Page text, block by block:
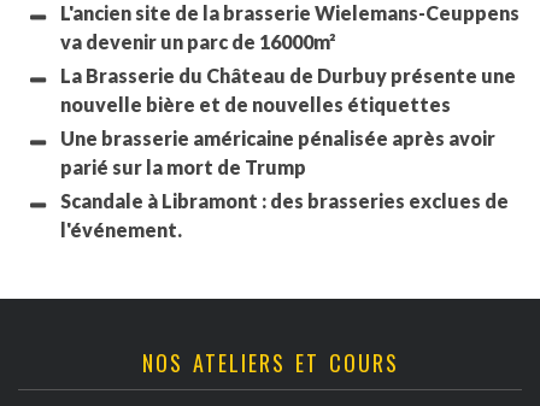
L'ancien site de la brasserie Wielemans-Ceuppens
va devenir un parc de 16000m²
La Brasserie du Château de Durbuy présente une
nouvelle bière et de nouvelles étiquettes
Une brasserie américaine pénalisée après avoir
parié sur la mort de Trump
Scandale à Libramont : des brasseries exclues de
l'événement.
NOS ATELIERS ET COURS